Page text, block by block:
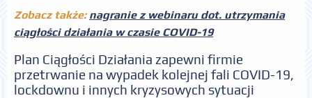
Zobacz także: nagranie z webinaru dot. utrzymania
ciągłości działania w czasie COVID-19
Plan Ciągłości Działania zapewni firmie
przetrwanie na wypadek kolejnej fali COVID-19,
lockdownu i innych kryzysowych sytuacji